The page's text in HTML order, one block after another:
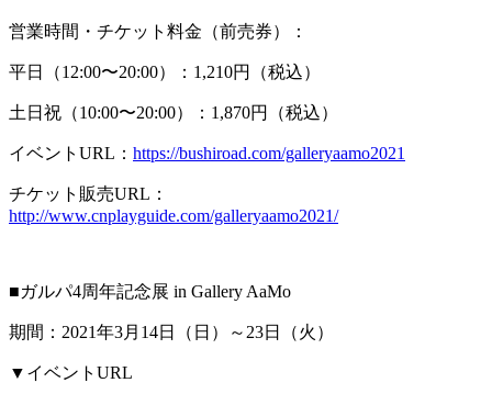
営業時間・チケット料金（前売券）：
平日（12:00〜20:00）：1,210円（税込）
土日祝（10:00〜20:00）：1,870円（税込）
イベントURL： https://bushiroad.com/galleryaamo2021
チケット販売URL：
http://www.cnplayguide.com/galleryaamo2021/
■ガルパ4周年記念展 in Gallery AaMo
期間：2021年3月14日（日）～23日（火）
▼イベントURL